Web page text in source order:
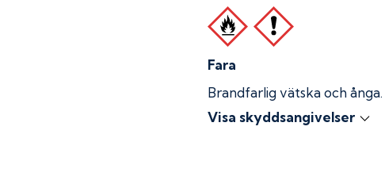
Fara
Brandfarlig vätska och ånga.
Visa skyddsangivelser